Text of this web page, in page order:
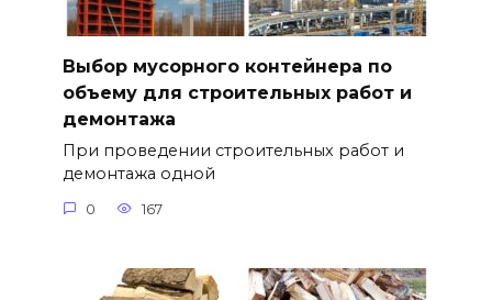
Выбор мусорного контейнера по
объему для строительных работ и
демонтажа
При проведении строительных работ и
демонтажа одной
0 167